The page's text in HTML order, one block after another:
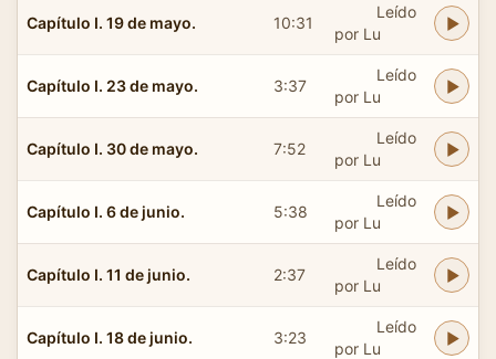
Capítulo I. 19 de mayo. 10:31
Leído
por Lu
Capítulo I. 23 de mayo. 3:37
Leído
por Lu
Capítulo I. 30 de mayo. 7:52
Leído
por Lu
Capítulo I. 6 de junio. 5:38
Leído
por Lu
Capítulo I. 11 de junio. 2:37
Leído
por Lu
Capítulo I. 18 de junio. 3:23
Leído
por Lu